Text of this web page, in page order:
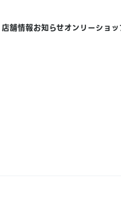
店舗情報お知らせオンリーショ